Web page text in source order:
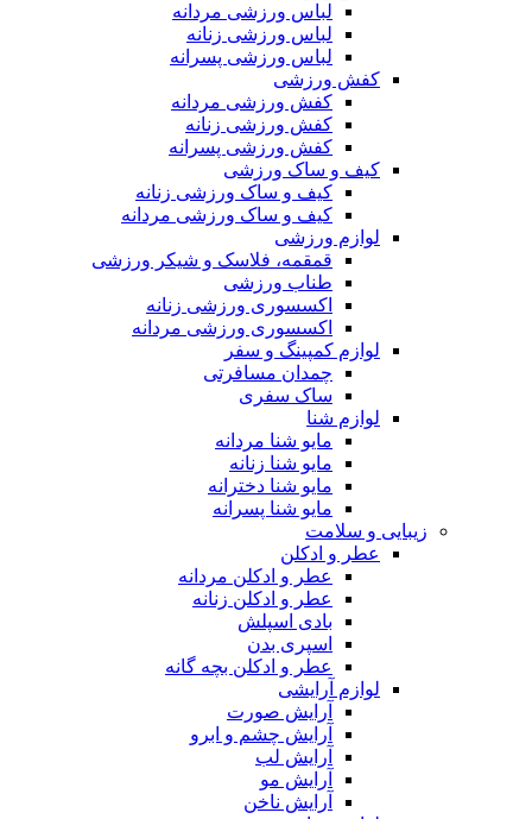
لباس ورزشی مردانه
لباس ورزشی زنانه
لباس ورزشی پسرانه
کفش ورزشی
کفش ورزشی مردانه
کفش ورزشی زنانه
کفش ورزشی پسرانه
کیف و ساک ورزشی
کیف و ساک ورزشی زنانه
کیف و ساک ورزشی مردانه
لوازم ورزشی
قمقمه، فلاسک و شیکر ورزشی
طناب ورزشی
اکسسوری ورزشی زنانه
اکسسوری ورزشی مردانه
لوازم کمپینگ و سفر
چمدان مسافرتی
ساک سفری
لوازم شنا
مایو شنا مردانه
مایو شنا زنانه
مایو شنا دخترانه
مایو شنا پسرانه
زیبایی و سلامت
عطر و ادکلن
عطر و ادکلن مردانه
عطر و ادکلن زنانه
بادی اسپلش
اسپری بدن
عطر و ادکلن بچه گانه
لوازم آرایشی
آرایش صورت
آرایش چشم و ابرو
آرایش لب
آرایش مو
آرایش ناخن